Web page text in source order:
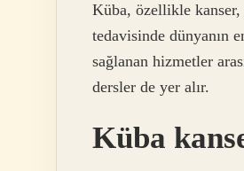
Küba, özellikle kanser,
tedavisinde dünyanın
sağlanan hizmetler
dersler de yer alır.
Küba